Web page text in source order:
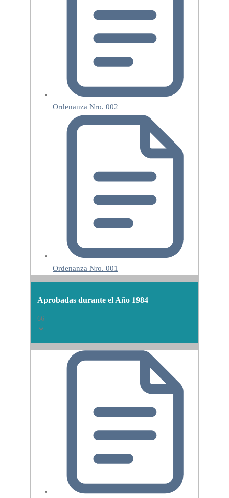
Ordenanza Nro. 002
Ordenanza Nro. 001
Aprobadas durante el Año 1984
66